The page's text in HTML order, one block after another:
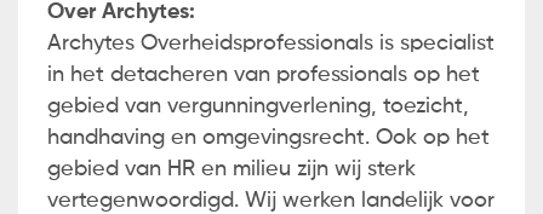
Over Archytes:
Archytes Overheidsprofessionals is specialist
in het detacheren van professionals op het
gebied van vergunningverlening, toezicht,
handhaving en omgevingsrecht. Ook op het
gebied van HR en milieu zijn wij sterk
vertegenwoordigd. Wij werken landelijk voor